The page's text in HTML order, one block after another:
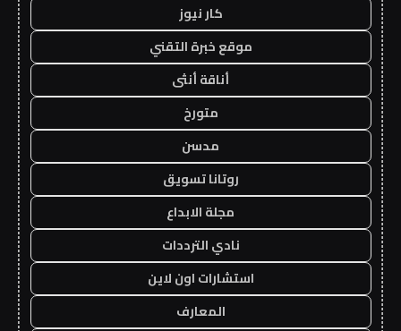
كار نيوز
موقع خبرة التقني
أناقة أنثى
متورخ
مدسن
روتانا تسويق
مجلة الابداع
نادي الترددات
استشارات اون لاين
المعارف